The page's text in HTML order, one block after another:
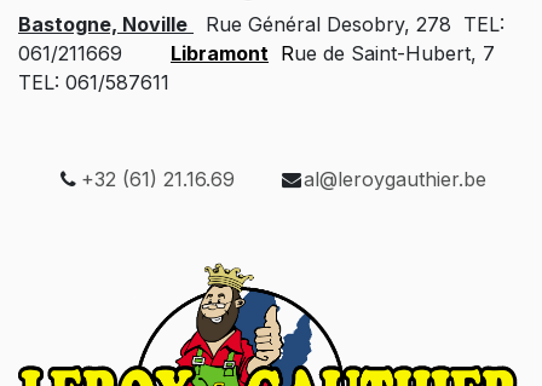
Bastogne, Noville
Rue Général Desobry, 278 TEL:
061/211669
Libramont Rue de Saint-Hubert, 7
TEL: 061/587611
+32 (61) 21.16.69 al@leroygauthier.be